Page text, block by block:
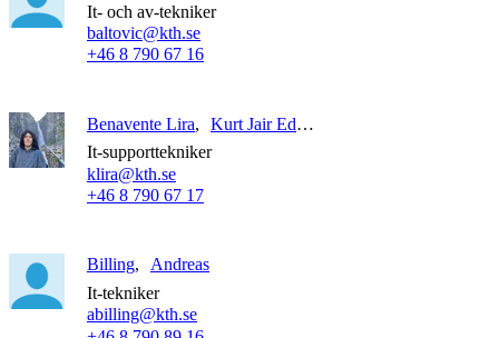
It- och av-tekniker
baltovic@kth.se
+46 8 790 67 16
Benavente Lira
Kurt Jair Edgardo
It-supporttekniker
klira@kth.se
+46 8 790 67 17
Billing
Andreas
It-tekniker
abilling@kth.se